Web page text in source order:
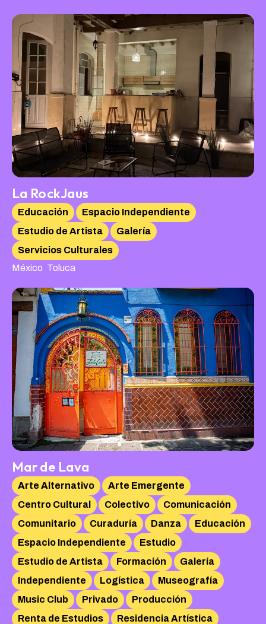
La RockJaus
Educación
Espacio Independiente
Estudio de Artista
Galería
Servicios Culturales
México Toluca
Mar de Lava
Arte Alternativo
Arte Emergente
Centro Cultural
Colectivo
Comunicación
Comunitario
Curaduría Danza
Educación
Espacio Independiente
Estudio
Estudio de Artista
Formación
Galería
Independiente
Logística
Museografía
Music Club
Privado
Producción
Renta de Estudios
Residencia Artística